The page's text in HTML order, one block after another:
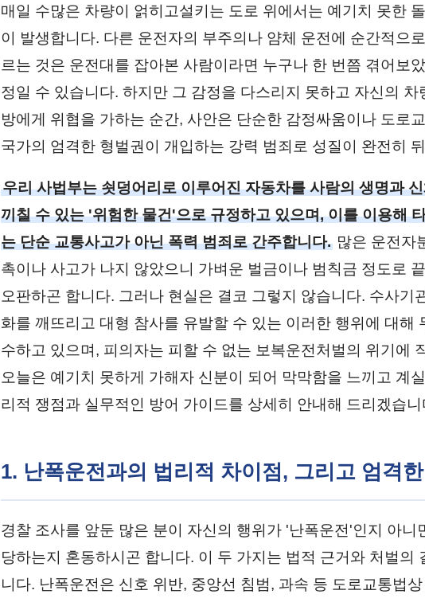
매일 수많은 차량이 얽히고설키는 도로 위에서는 예기치 못한
이 발생합니다. 다른 운전자의 부주의나 얌체 운전에 순간적으
르는 것은 운전대를 잡아본 사람이라면 누구나 한 번쯤 겪어보
정일 수 있습니다. 하지만 그 감정을 다스리지 못하고 자신의 차
방에게 위협을 가하는 순간, 사안은 단순한 감정싸움이나 도로
국가의 엄격한 형벌권이 개입하는 강력 범죄로 성질이 완전히
우리 사법부는 쇳덩어리로 이루어진 자동차를 사람의 생명과
끼칠 수 있는 '위험한 물건'으로 규정하고 있으며, 이를 이용해
는 단순 교통사고가 아닌 폭력 범죄로 간주합니다. 많은 운전자
촉이나 사고가 나지 않았으니 가벼운 벌금이나 범칙금 정도로
오판하곤 합니다. 그러나 현실은 결코 그렇지 않습니다. 수사기
화를 깨뜨리고 대형 참사를 유발할 수 있는 이러한 행위에 대해
수하고 있으며, 피의자는 피할 수 없는 보복운전처벌의 위기에
오늘은 예기치 못하게 가해자 신분이 되어 막막함을 느끼고 계
리적 쟁점과 실무적인 방어 가이드를 상세히 안내해 드리겠습니
1. 난폭운전과의 법리적 차이점, 그리고 엄격
경찰 조사를 앞둔 많은 분이 자신의 행위가 '난폭운전'인지 아니
당하는지 혼동하시곤 합니다. 이 두 가지는 법적 근거와 처벌의
니다. 난폭운전은 신호 위반, 중앙선 침범, 과속 등 도로교통법